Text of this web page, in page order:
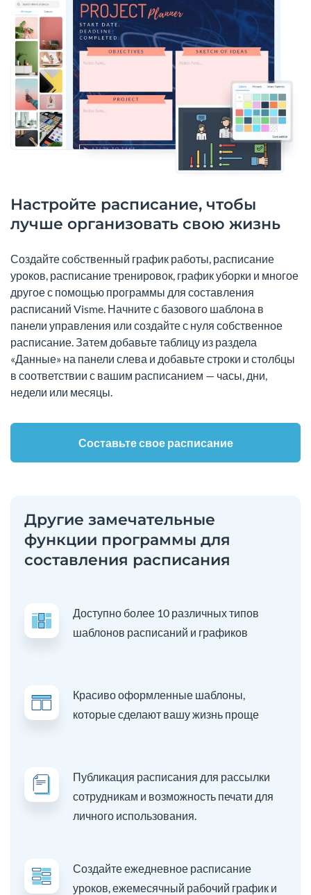
Настройте расписание, чтобы
лучше организовать свою жизнь
Создайте собственный график работы, расписание
уроков, расписание тренировок, график уборки и многое
другое с помощью программы для составления
расписаний Visme. Начните с базового шаблона в
панели управления или создайте с нуля собственное
расписание. Затем добавьте таблицу из раздела
«Данные» на панели слева и добавьте строки и столбцы
в соответствии с вашим расписанием — часы, дни,
недели или месяцы.
Составьте свое расписание
Другие замечательные
функции программы для
составления расписания
Доступно более 10 различных типов
шаблонов расписаний и графиков
Красиво оформленные шаблоны,
которые сделают вашу жизнь проще
Публикация расписания для рассылки
сотрудникам и возможность печати для
личного использования.
Создайте ежедневное расписание
уроков, ежемесячный рабочий график и